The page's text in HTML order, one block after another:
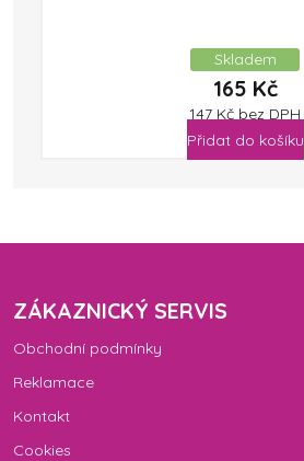
Skladem
165 Kč
147 Kč bez DPH
Přidat do košíku
ZÁKAZNICKÝ SERVIS
Obchodní podmínky
Reklamace
Kontakt
Cookies